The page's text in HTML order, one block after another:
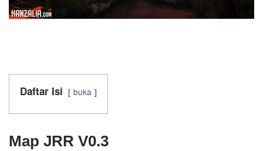
Daftar Isi buka
Map JRR V0.3